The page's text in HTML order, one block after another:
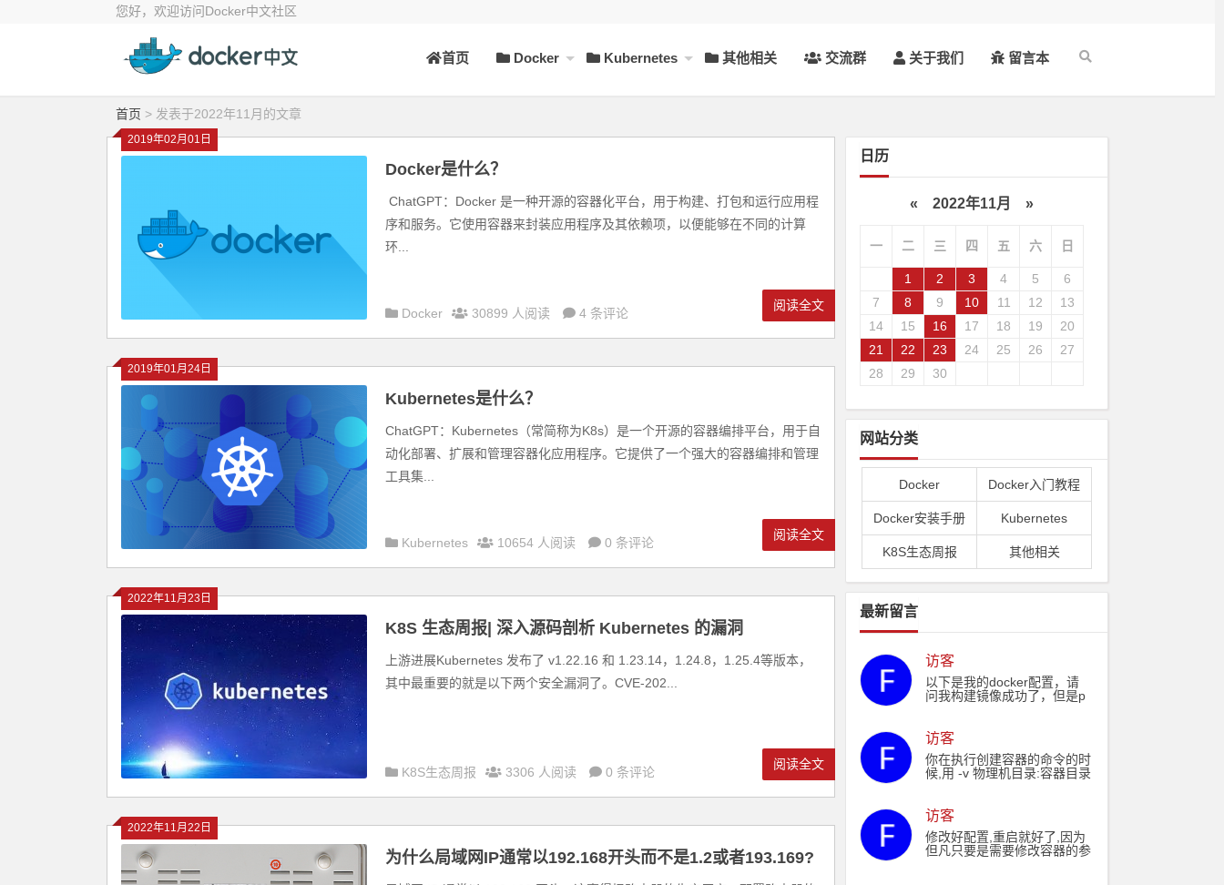
您好，欢迎访问Docker中文社区
首页 Docker Kubernetes 其他相关 交流群 关于我们 留言本
首页 > 发表于2022年11月的文章
2019年02月01日
Docker是什么？
ChatGPT：Docker 是一种开源的容器化平台，用于构建、打包和运行应用程
序和服务。它使用容器来封装应用程序及其依赖项，以便能够在不同的计算
环...
Docker 30899 人阅读 4 条评论
阅读全文
2019年01月24日
Kubernetes是什么？
ChatGPT：Kubernetes（常简称为K8s）是一个开源的容器编排平台，用于自
动化部署、扩展和管理容器化应用程序。它提供了一个强大的容器编排和管理
工具集...
Kubernetes 10654 人阅读 0 条评论
阅读全文
2022年11月23日
K8S 生态周报| 深入源码剖析 Kubernetes 的漏洞
上游进展Kubernetes 发布了 v1.22.16 和 1.23.14，1.24.8，1.25.4等版本，
其中最重要的就是以下两个安全漏洞了。CVE-202...
K8S生态周报 3306 人阅读 0 条评论
阅读全文
2022年11月22日
为什么局域网IP通常以192.168开头而不是1.2或者193.169?
日历
« 2022年11月 »
一 二 三 四 五 六 日
1 2 3 4 5
6
7
8 9 10 11 12
13
14
15 16 17 18 19
20
21
22 23 24 25 26
27
28
29 30
网站分类
Docker Docker入门教程
Docker安装手册 Kubernetes
K8S生态周报 其他相关
最新留言
访客
以下是我的docker配置，请
问我构建镜像成功了，但是p
ROM hub.sfjswl.com/basic/n
ode:14" ˃ ./Dockerfile echo
"RUN rpm -Uvh http://nginx.
org/packages/centos/7/noar
˃˃ ./Dockerfile echo "RUN y
um install -y nginx" ˃˃ ./Doc
kerfile echo "WORKDIR /ww
w" ˃˃ ./Dockerfile echo "CO
访客
你在执行创建容器的命令的时
候,用 -v 物理机目录:容器目录
访客
修改好配置,重启就好了,因为
但凡只要是需要修改容器的参